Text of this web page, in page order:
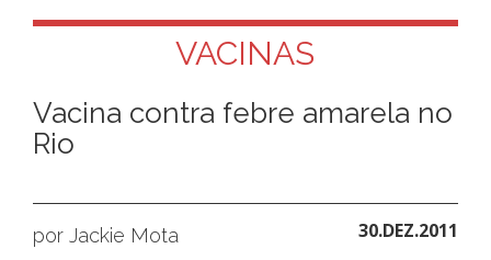
VACINAS
Vacina contra febre amarela no
Rio
por Jackie Mota 30.DEZ.2011